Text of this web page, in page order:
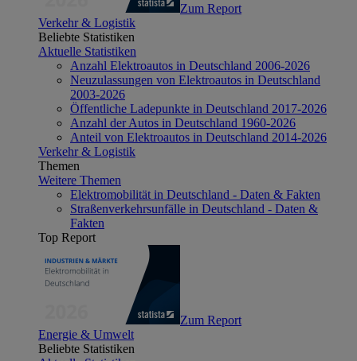
Zum Report
Verkehr & Logistik
Beliebte Statistiken
Aktuelle Statistiken
Anzahl Elektroautos in Deutschland 2006-2026
Neuzulassungen von Elektroautos in Deutschland
2003-2026
Öffentliche Ladepunkte in Deutschland 2017-2026
Anzahl der Autos in Deutschland 1960-2026
Anteil von Elektroautos in Deutschland 2014-2026
Verkehr & Logistik
Themen
Weitere Themen
Elektromobilität in Deutschland - Daten & Fakten
Straßenverkehrsunfälle in Deutschland - Daten &
Fakten
Top Report
Zum Report
Energie & Umwelt
Beliebte Statistiken